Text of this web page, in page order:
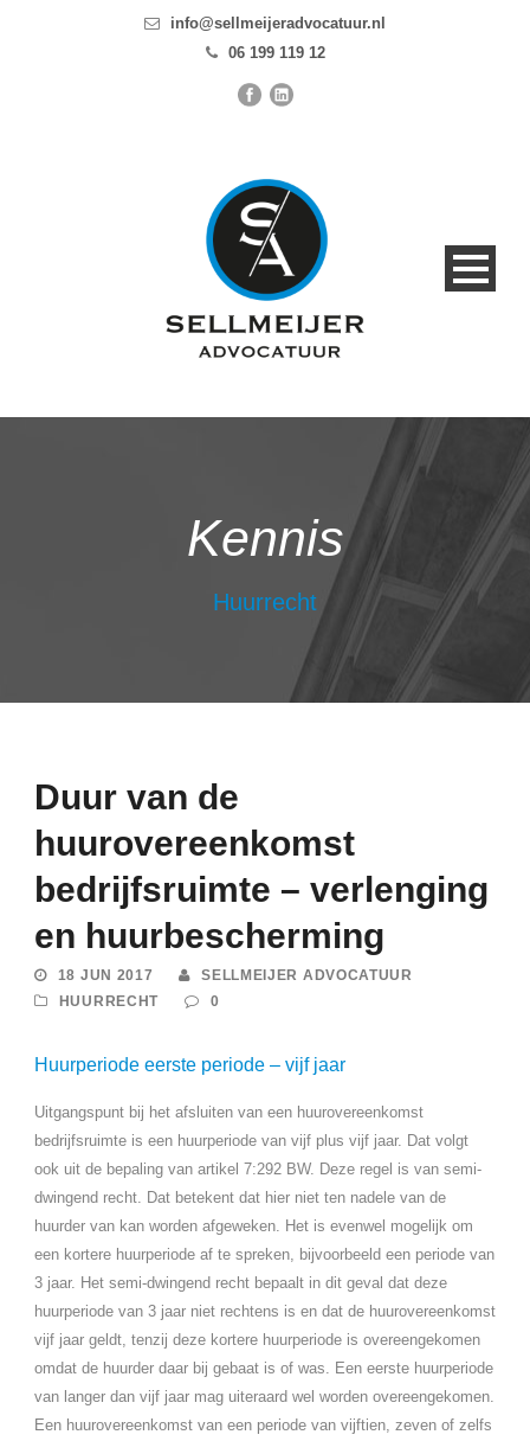
info@sellmeijeradvocatuur.nl
06 199 119 12
Kennis
Huurrecht
Duur van de
huurovereenkomst
bedrijfsruimte – verlenging
en huurbescherming
18 JUN 2017
SELLMEIJER ADVOCATUUR
HUURRECHT
0
Huurperiode eerste periode – vijf jaar
Uitgangspunt bij het afsluiten van een huurovereenkomst
bedrijfsruimte is een huurperiode van vijf plus vijf jaar. Dat volgt
ook uit de bepaling van artikel 7:292 BW. Deze regel is van semi-
dwingend recht. Dat betekent dat hier niet ten nadele van de
huurder van kan worden afgeweken. Het is evenwel mogelijk om
een kortere huurperiode af te spreken, bijvoorbeeld een periode van
3 jaar. Het semi-dwingend recht bepaalt in dit geval dat deze
huurperiode van 3 jaar niet rechtens is en dat de huurovereenkomst
vijf jaar geldt, tenzij deze kortere huurperiode is overeengekomen
omdat de huurder daar bij gebaat is of was. Een eerste huurperiode
van langer dan vijf jaar mag uiteraard wel worden overeengekomen.
Een huurovereenkomst van een periode van vijftien, zeven of zelfs